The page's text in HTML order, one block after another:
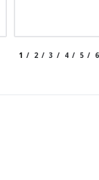
1 2 3 4 5 6